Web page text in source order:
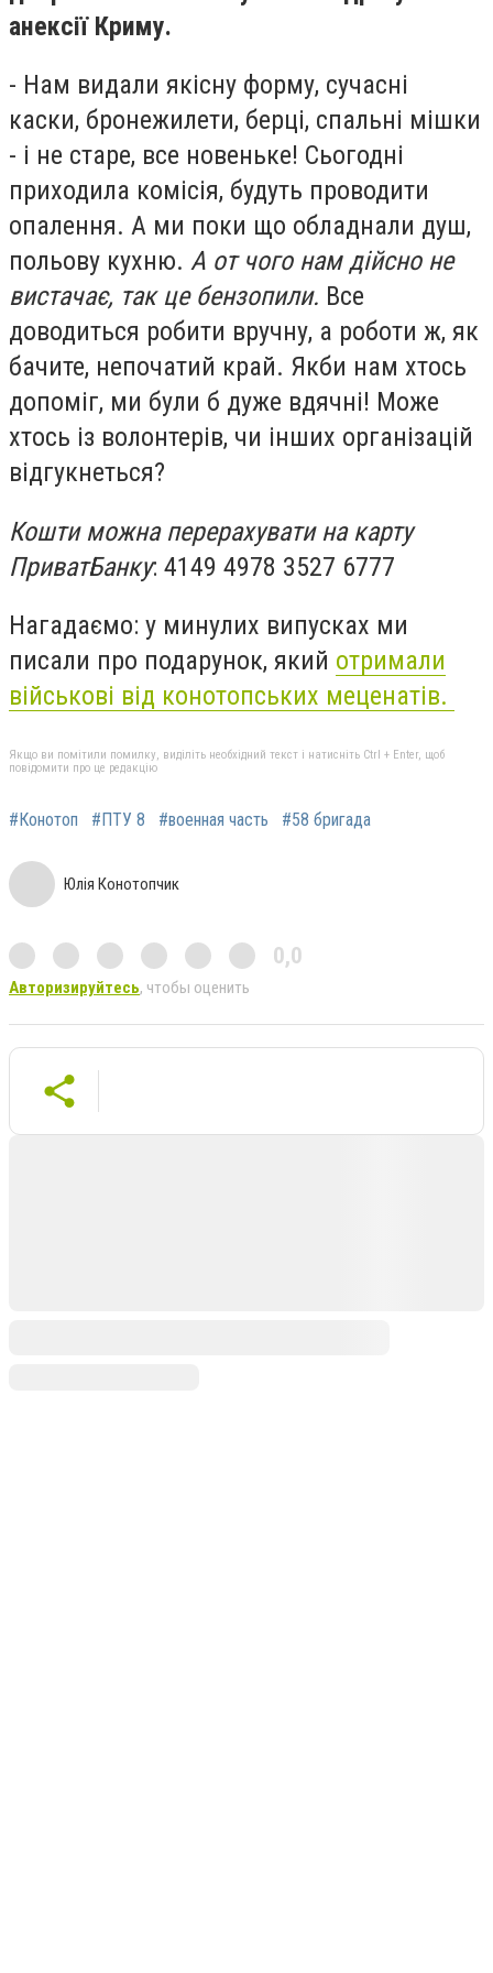
анексії Криму.
- Нам видали якісну форму, сучасні
каски, бронежилети, берці, спальні мішки
- і не старе, все новеньке! Сьогодні
приходила комісія, будуть проводити
опалення. А ми поки що обладнали душ,
польову кухню. А от чого нам дійсно не
вистачає, так це бензопили. Все
доводиться робити вручну, а роботи ж, як
бачите, непочатий край. Якби нам хтось
допоміг, ми були б дуже вдячні! Може
хтось із волонтерів, чи інших організацій
відгукнеться?
Кошти можна перерахувати на карту
ПриватБанку: 4149 4978 3527 6777
Нагадаємо: у минулих випусках ми
писали про подарунок, який отримали
військові від конотопських меценатів.
Якщо ви помітили помилку, виділіть необхідний текст і натисніть Ctrl + Enter, щоб
повідомити про це редакцію
#Конотоп #ПТУ 8 #военная часть #58 бригада
Юлія Конотопчик
0,0
Авторизируйтесь, чтобы оценить